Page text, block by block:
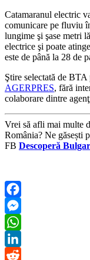
Catamaranul electric
comunicare pe fluviu
lungime şi şase metri
electrice şi poate
este de până la 28 de
Ştire selectată de
AGERPRES, fără
colaborare dintre
Vrei să afli mai multe
România? Ne găsești
FB Descoperă
Facebook
Messenger
WhatsApp
LinkedIn